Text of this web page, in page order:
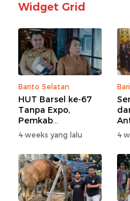
Widget Grid
Barito Selatan
HUT Barsel ke-67
Tanpa Expo,
Pemkab
Prioritaskan UMKM
dan Bantuan Sosial
4 weeks yang lalu 4